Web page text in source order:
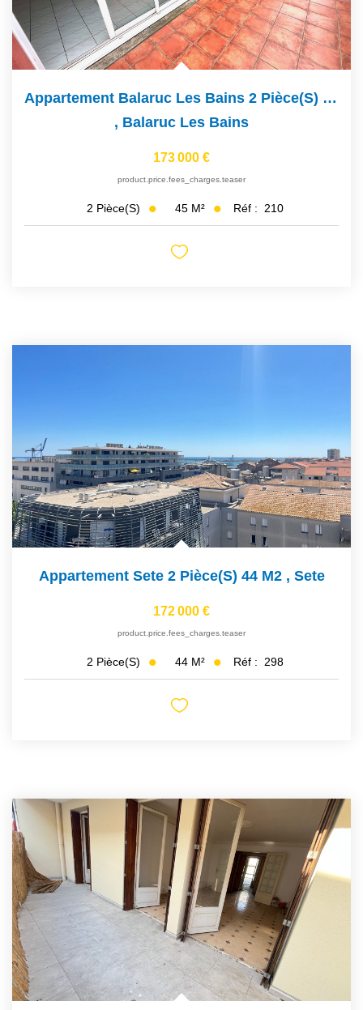
Appartement Balaruc Les Bains 2 Pièce(s) 45 M2
, Balaruc Les Bains
173 000 €
product.price.fees_charges.teaser
2 Pièce(s) 45 M² Réf : 210
Appartement Sete 2 Pièce(s) 44 M2 , Sete
172 000 €
product.price.fees_charges.teaser
2 Pièce(s) 44 M² Réf : 298